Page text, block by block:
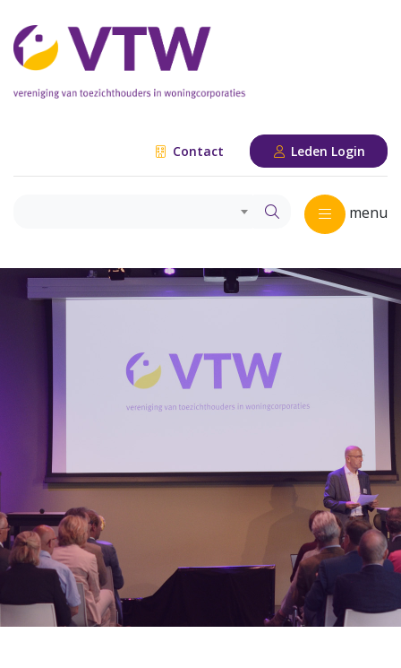
Contact Leden Login
menu